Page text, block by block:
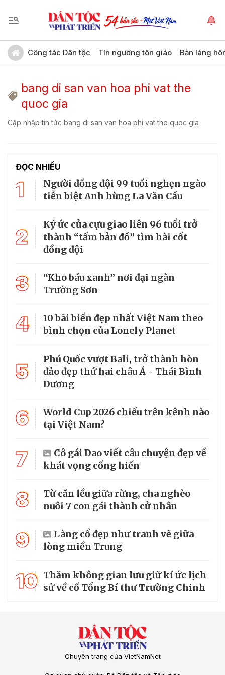
Công tác Dân tộc Tín ngưỡng tôn giáo Bản làng
bang di san van hoa phi vat the
quoc gia
Cập nhập tin tức bang di san van hoa phi vat the quoc gia
ĐỌC NHIỀU
1
Người đồng đội 99 tuổi nghẹn ngào
tiễn biệt Anh hùng La Văn Cầu
2
Ký ức của cựu giao liên 96 tuổi trở
thành “tấm bản đồ” tìm hài cốt
đồng đội
3
“Kho báu xanh” nơi đại ngàn
Trường Sơn
4
10 bãi biển đẹp nhất Việt Nam theo
bình chọn của Lonely Planet
5
Phú Quốc vượt Bali, trở thành hòn
đảo đẹp thứ hai châu Á - Thái Bình
Dương
6
World Cup 2026 chiếu trên kênh nào
tại Việt Nam?
7
Cô gái Dao viết câu chuyện đẹp về
khát vọng cống hiến
8
Từ căn lều giữa rừng, cha nghèo
nuôi 7 con gái thành cử nhân
9
Làng cổ đẹp như tranh vẽ giữa
lòng miền Trung
10 Thăm không gian lưu giữ kí ức lịch
sử về cố Tổng Bí thư Trường Chinh
Chuyên trang của VietNamNet